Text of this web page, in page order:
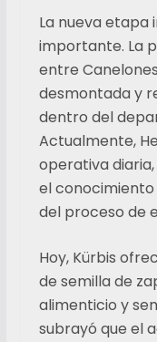
La nueva etapa
importante. La
entre
desmontada y
dentro del
Actualmente,
operativa
el
del proceso de
Hoy, Kürbis
de semilla de
alimenticio y
subrayó que el